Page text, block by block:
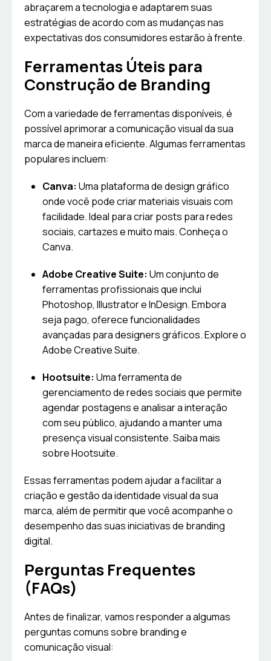
abraçarem a tecnologia e adaptarem suas
estratégias de acordo com as mudanças nas
expectativas dos consumidores estarão à frente.
Ferramentas Úteis para
Construção de Branding
Com a variedade de ferramentas disponíveis, é
possível aprimorar a comunicação visual da sua
marca de maneira eficiente. Algumas ferramentas
populares incluem:
Canva: Uma plataforma de design gráfico
onde você pode criar materiais visuais com
facilidade. Ideal para criar posts para redes
sociais, cartazes e muito mais. Conheça o
Canva.
Adobe Creative Suite: Um conjunto de
ferramentas profissionais que inclui
Photoshop, Illustrator e InDesign. Embora
seja pago, oferece funcionalidades
avançadas para designers gráficos. Explore o
Adobe Creative Suite.
Hootsuite: Uma ferramenta de
gerenciamento de redes sociais que permite
agendar postagens e analisar a interação
com seu público, ajudando a manter uma
presença visual consistente. Saiba mais
sobre Hootsuite.
Essas ferramentas podem ajudar a facilitar a
criação e gestão da identidade visual da sua
marca, além de permitir que você acompanhe o
desempenho das suas iniciativas de branding
digital.
Perguntas Frequentes
(FAQs)
Antes de finalizar, vamos responder a algumas
perguntas comuns sobre branding e
comunicação visual: